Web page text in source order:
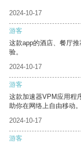
2024-10-17
游客
这款app的酒店、餐厅
验。
2024-10-17
游客
这款加速器VPM应用程
助你在网络上自由移动。
2024-10-17
游客